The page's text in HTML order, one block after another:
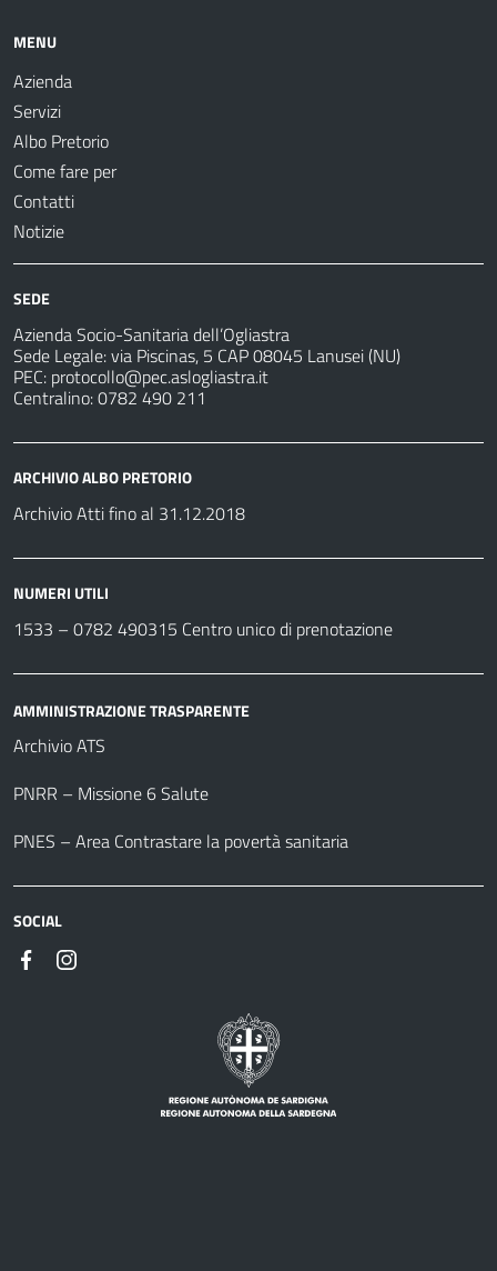
MENU
Azienda
Servizi
Albo Pretorio
Come fare per
Contatti
Notizie
SEDE
Azienda Socio-Sanitaria dell’Ogliastra
Sede Legale: via Piscinas, 5 CAP 08045 Lanusei (NU)
PEC: protocollo@pec.aslogliastra.it
Centralino: 0782 490 211
ARCHIVIO ALBO PRETORIO
Archivio Atti fino al 31.12.2018
NUMERI UTILI
1533 – 0782 490315 Centro unico di prenotazione
AMMINISTRAZIONE TRASPARENTE
Archivio ATS
PNRR – Missione 6 Salute
PNES – Area Contrastare la povertà sanitaria
SOCIAL